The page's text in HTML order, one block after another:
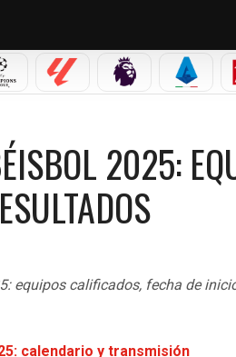
CHAMPIONS LEAGUE
LALIGA PREMIER LEAGUE
SERIE A
2025:
equipos calificados, fecha de
calendario y transmisión